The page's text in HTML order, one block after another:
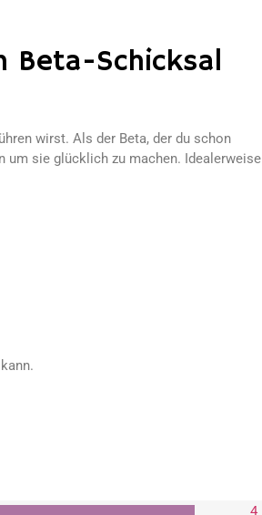
Beta-Schicksal
wirst. Als der Beta, der du schon
um sie glücklich zu machen. Idealerweise